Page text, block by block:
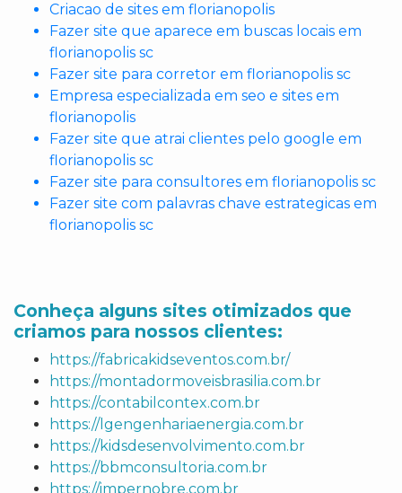
Criacao de sites em florianopolis
Fazer site que aparece em buscas locais em
florianopolis sc
Fazer site para corretor em florianopolis sc
Empresa especializada em seo e sites em
florianopolis
Fazer site que atrai clientes pelo google em
florianopolis sc
Fazer site para consultores em florianopolis sc
Fazer site com palavras chave estrategicas em
florianopolis sc
Conheça alguns sites otimizados que
criamos para nossos clientes:
https://fabricakidseventos.com.br/
https://montadormoveisbrasilia.com.br
https://contabilcontex.com.br
https://lgengenhariaenergia.com.br
https://kidsdesenvolvimento.com.br
https://bbmconsultoria.com.br
https://impernobre.com.br